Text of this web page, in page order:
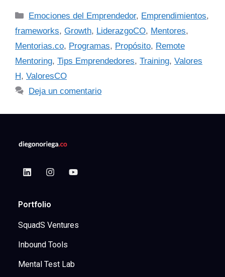
Emociones del Emprendedor, Emprendimientos,
frameworks, Growth, LiderazgoCO, Mentores,
Mentorias.co, Programas, Propósito, Remote
Mentoring, Tips Emprendedores, Training, Valores
H, ValoresCO
Deja un comentario
Portfolio
SquadS Ventures
Inbound Tools
Mental Test Lab